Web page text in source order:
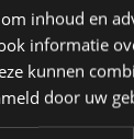
het
gaan
inhoud en
informatie
kunnen
door uw